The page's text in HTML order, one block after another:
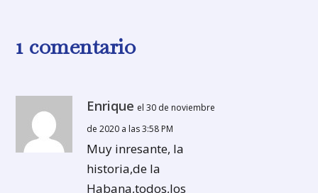
1 comentario
Enrique el 30 de noviembre
de 2020 a las 3:58 PM
Muy inresante, la
historia,de la
Habana,todos,los